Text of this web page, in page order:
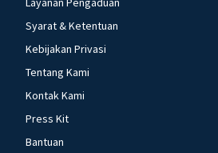
Syarat & Ketentuan
Kebijakan Privasi
Tentang Kami
Kontak Kami
Press Kit
Bantuan